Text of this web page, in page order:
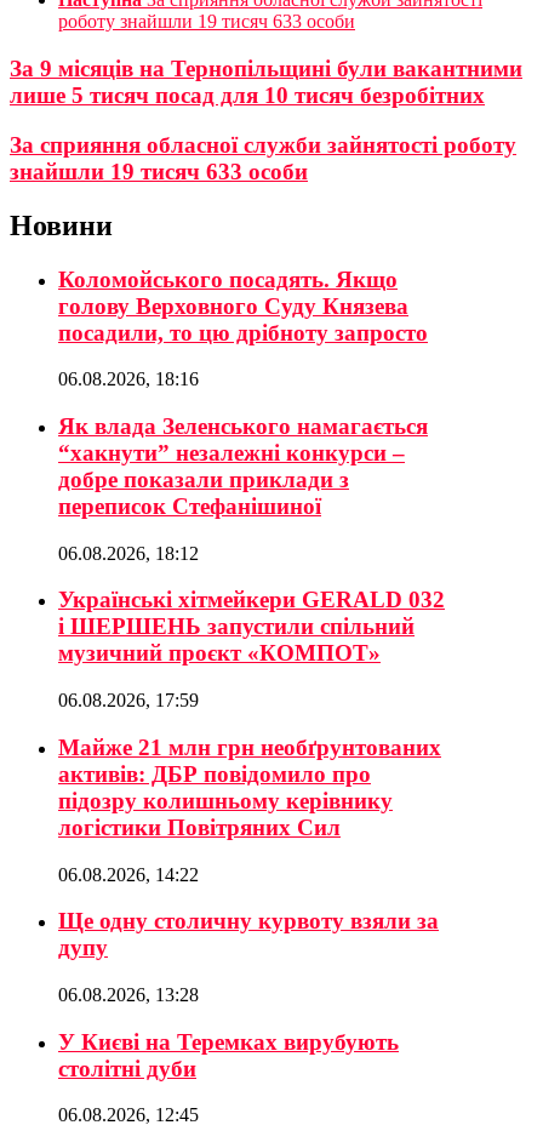
роботу знайшли 19 тисяч 633 особи
За 9 місяців на Тернопільщині були вакантними
лише 5 тисяч посад для 10 тисяч безробітних
За сприяння обласної служби зайнятості роботу
знайшли 19 тисяч 633 особи
Новини
Коломойського посадять. Якщо
голову Верховного Суду Князева
посадили, то цю дрібноту запросто
06.08.2026, 18:16
Як влада Зеленського намагається
“хакнути” незалежні конкурси –
добре показали приклади з
переписок Стефанішиної
06.08.2026, 18:12
Українські хітмейкери GERALD 032
і ШЕРШЕНЬ запустили спільний
музичний проєкт «КОМПОТ»
06.08.2026, 17:59
Майже 21 млн грн необґрунтованих
активів: ДБР повідомило про
підозру колишньому керівнику
логістики Повітряних Сил
06.08.2026, 14:22
Ще одну столичну курвоту взяли за
дупу
06.08.2026, 13:28
У Києві на Теремках вирубують
столітні дуби
06.08.2026, 12:45